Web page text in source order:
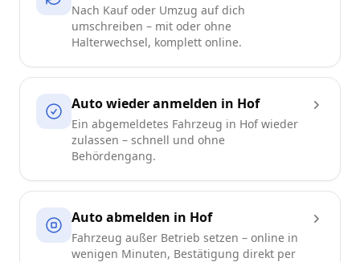
Nach Kauf oder Umzug auf dich
umschreiben – mit oder ohne
Halterwechsel, komplett online.
Auto wieder anmelden in Hof
Ein abgemeldetes Fahrzeug in Hof wieder
zulassen – schnell und ohne
Behördengang.
Auto abmelden in Hof
Fahrzeug außer Betrieb setzen – online in
wenigen Minuten, Bestätigung direkt per